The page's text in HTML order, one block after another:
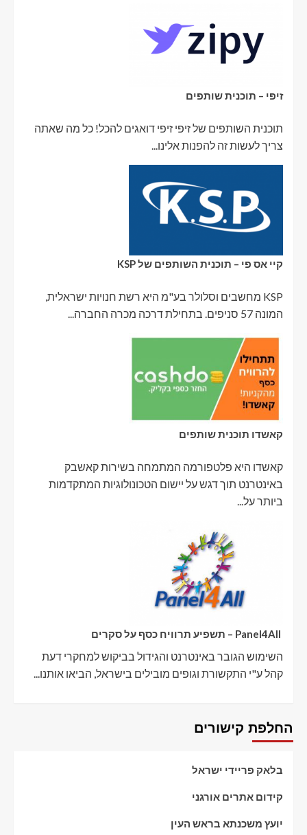
זיפי – תוכנית שותפים
תוכנית השותפים של זיפי זיפי דואגים להכל! כל מה שאתה
צריך לעשות זה להפנות אלינו...
קיי אס פי – תוכנית השותפים של KSP
KSP מחשבים וסלולר בע"מ היא רשת חנויות ישראלית,
המונה 57 סניפים. בתחילת דרכה מכרה החברה...
קאשדו תוכנית שותפים
קאשדו היא פלטפורמה המתמחה בשירות קאשבק
באינטרנט תוך דגש על יישום הטכונולוגיות המתקדמות
ביותר על...
השימוש הגובר באינטרנט והגידול בביקוש למחקרי דעת
קהל ע"י התקשורת וגופים מובילים בישראל, הביאו אותנו...
החלפת קישורים
בלאק פריידי ישראל
קידום אתרים אורגני
יועץ משכנתא בראש העין